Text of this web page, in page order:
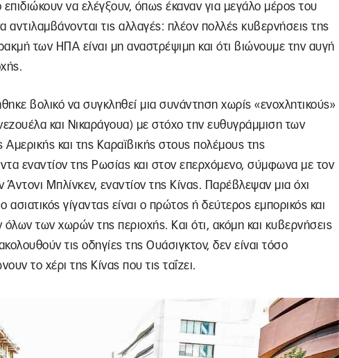
να ελέγξουν, όπως έκαναν για μεγάλο μέρος του
αντιλαμβάνονται τις αλλαγές: πλέον πολλές κυβερνήσεις της
των ΗΠΑ είναι μη αναστρέψιμη και ότι βιώνουμε την αυγή
βολικό να συγκληθεί μια συνάντηση χωρίς «ενοχλητικούς»
και Νικαράγουα) με στόχο την ευθυγράμμιση των
και της Καραϊβικής στους πολέμους της
εναντίον της Ρωσίας και στον επερχόμενο, σύμφωνα με τον
Μπλίνκεν, εναντίον της Κίνας. Παρέβλεψαν μια όχι
ασιατικός γίγαντας είναι ο πρώτος ή δεύτερος εμπορικός και
όλων των χωρών της περιοχής. Και ότι, ακόμη και κυβερνήσεις
τις οδηγίες της Ουάσιγκτον, δεν είναι τόσο
το χέρι της Κίνας που τις ταΐζει.